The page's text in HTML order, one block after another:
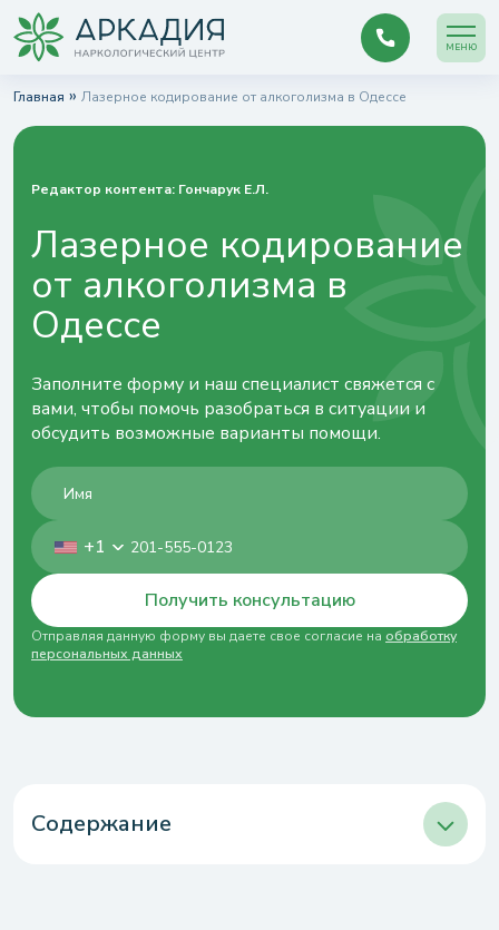
МЕНЮ
Главная » Лазерное кодирование от алкоголизма в Одессе
Редактор контента: Гончарук Е.Л.
Лазерное кодирование
от алкоголизма в
Одессе
Заполните форму и наш специалист свяжется с
вами, чтобы помочь разобраться в ситуации и
обсудить возможные варианты помощи.
+1
Получить консультацию
Отправляя данную форму вы даете свое согласие на обработку
персональных данных
Содержание